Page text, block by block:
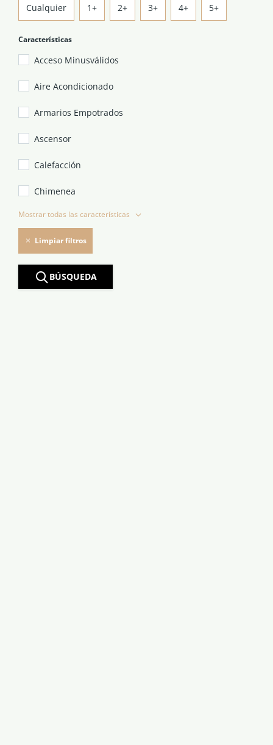
Cualquier 1+ 2+ 3+ 4+ 5+
Características
Acceso Minusválidos
Aire Acondicionado
Armarios Empotrados
Ascensor
Calefacción
Chimenea
Mostrar todas las características
Limpiar filtros
BÚSQUEDA